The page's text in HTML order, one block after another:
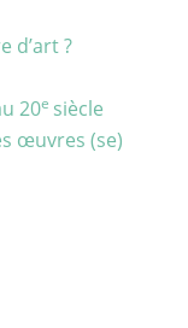
d’art ?
20e siècle
œuvres (se)